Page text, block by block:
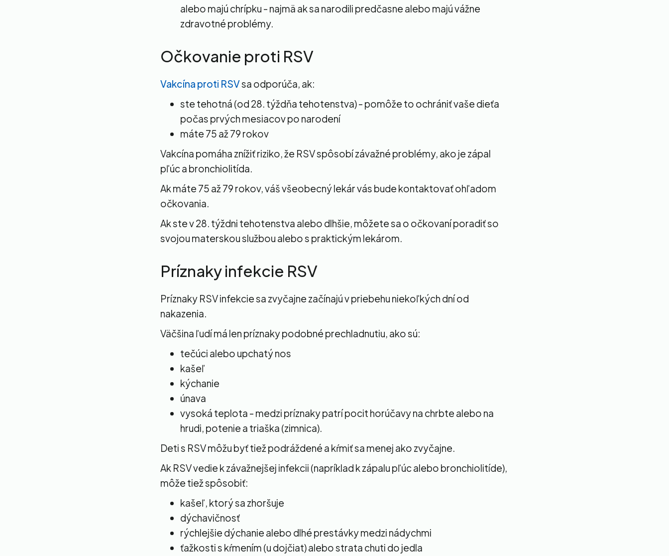
alebo majú chrípku - najmä ak sa narodili predčasne alebo majú vážne
zdravotné problémy.
Očkovanie proti RSV
Vakcína proti RSVsa odporúča, ak:
ste tehotná (od 28. týždňa tehotenstva) - pomôže to ochrániť vaše dieťa
počas prvých mesiacov po narodení
máte 75 až 79 rokov
Vakcína pomáha znížiť riziko, že RSV spôsobí závažné problémy, ako je zápal
pľúc a bronchiolitída.
Ak máte 75 až 79 rokov, váš všeobecný lekár vás bude kontaktovať ohľadom
očkovania.
Ak ste v 28. týždni tehotenstva alebo dlhšie, môžete sa o očkovaní poradiť so
svojou materskou službou alebo s praktickým lekárom.
Príznaky infekcie RSV
Príznaky RSV infekcie sa zvyčajne začínajú v priebehu niekoľkých dní od
nakazenia.
Väčšina ľudí má len príznaky podobné prechladnutiu, ako sú:
tečúci alebo upchatý nos
kašeľ
kýchanie
únava
vysoká teplota - medzi príznaky patrí pocit horúčavy na chrbte alebo na
hrudi, potenie a triaška (zimnica).
Deti s RSV môžu byť tiež podráždené a kŕmiť sa menej ako zvyčajne.
Ak RSV vedie k závažnejšej infekcii (napríklad k zápalu pľúc alebo bronchiolitíde),
môže tiež spôsobiť:
kašeľ, ktorý sa zhoršuje
dýchavičnosť
rýchlejšie dýchanie alebo dlhé prestávky medzi nádychmi
ťažkosti s kŕmením (u dojčiat) alebo strata chuti do jedla